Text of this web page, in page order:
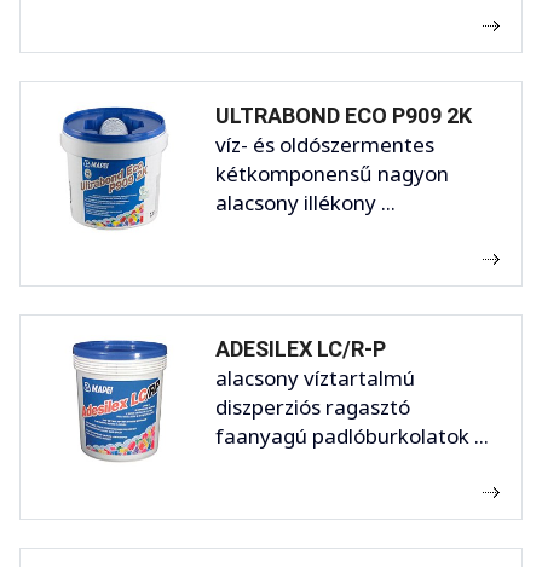
ULTRABOND ECO P909 2K
víz- és oldószermentes
kétkomponensű nagyon
alacsony illékony ...
ADESILEX LC/R-P
alacsony víztartalmú
diszperziós ragasztó
faanyagú padlóburkolatok ...